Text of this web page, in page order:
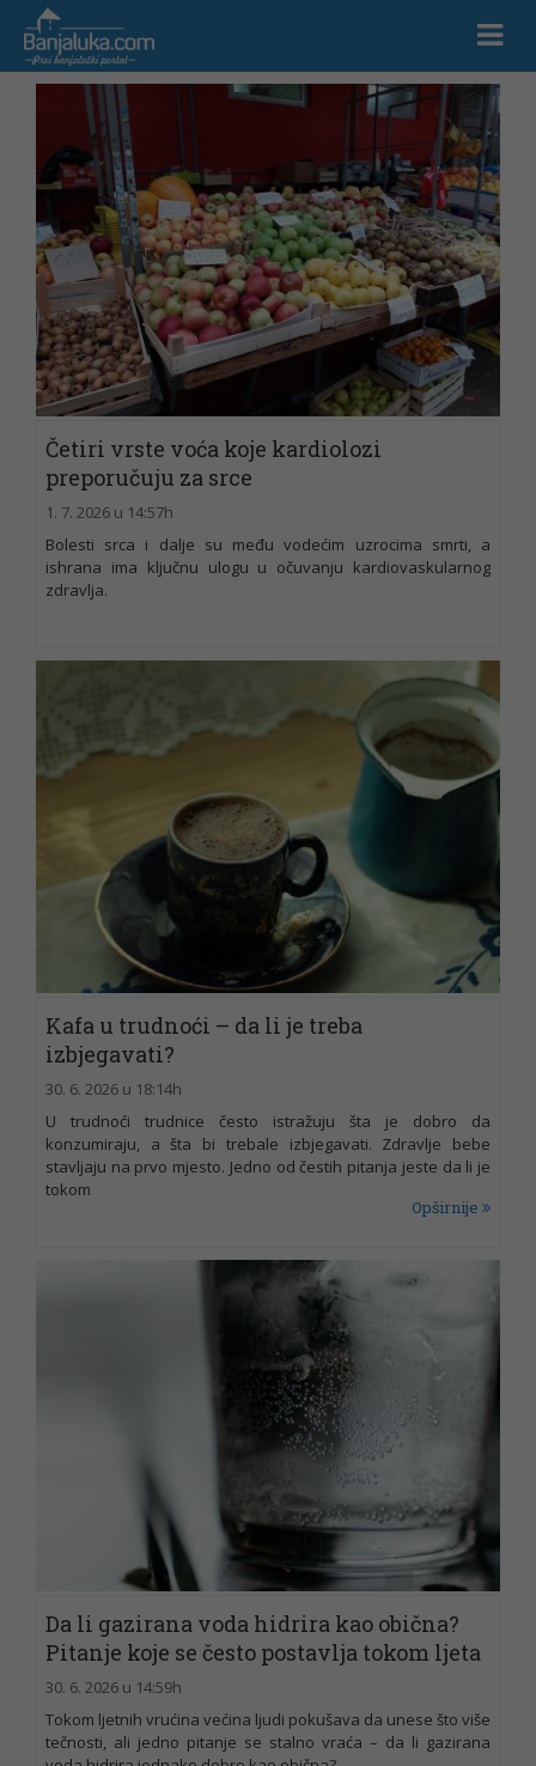
Četiri vrste voća koje kardiolozi
preporučuju za srce
1. 7. 2026 u 14:57h
Bolesti srca i dalje su među vodećim uzrocima smrti, a
ishrana ima ključnu ulogu u očuvanju kardiovaskularnog
zdravlja.
Kafa u trudnoći – da li je treba
izbjegavati?
30. 6. 2026 u 18:14h
U trudnoći trudnice često istražuju šta je dobro da
konzumiraju, a šta bi trebale izbjegavati. Zdravlje bebe
stavljaju na prvo mjesto. Jedno od čestih pitanja jeste da li je
tokom
Opširnije
Da li gazirana voda hidrira kao obična?
Pitanje koje se često postavlja tokom ljeta
30. 6. 2026 u 14:59h
Tokom ljetnih vrućina većina ljudi pokušava da unese što više
tečnosti, ali jedno pitanje se stalno vraća – da li gazirana